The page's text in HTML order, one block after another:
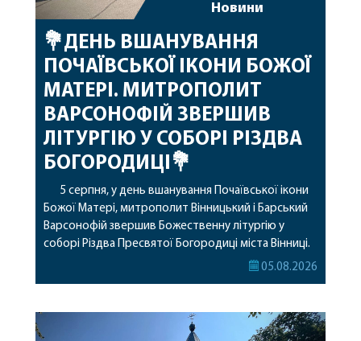
Новини
💐ДЕНЬ ВШАНУВАННЯ
ПОЧАЇВСЬКОЇ ІКОНИ БОЖОЇ
МАТЕРІ. МИТРОПОЛИТ
ВАРСОНОФІЙ ЗВЕРШИВ
ЛІТУРГІЮ У СОБОРІ РІЗДВА
БОГОРОДИЦІ💐
5 серпня, у день вшанування Почаївської ікони
Божої Матері, митрополит Вінницький і Барський
Варсонофій звершив Божественну літургію у
соборі Різдва Пресвятої Богородиці міста Вінниці.
Його Високопреосвященству співслужили
священному сані. Під час богослужіння підносилися
особливі молитви за мир в Україні, за воїнів, які
05.08.2026